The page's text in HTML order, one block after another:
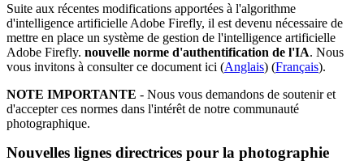
Suite aux récentes modifications apportées à l'algorithme
d'intelligence artificielle Adobe Firefly, il est devenu nécessaire de
mettre en place un système de gestion de l'intelligence artificielle
Adobe Firefly. nouvelle norme d'authentification de l'IA. Nous
vous invitons à consulter ce document ici (Anglais) (Français).
NOTE IMPORTANTE - Nous vous demandons de soutenir et
d'accepter ces normes dans l'intérêt de notre communauté
photographique.
Nouvelles lignes directrices pour la photographie